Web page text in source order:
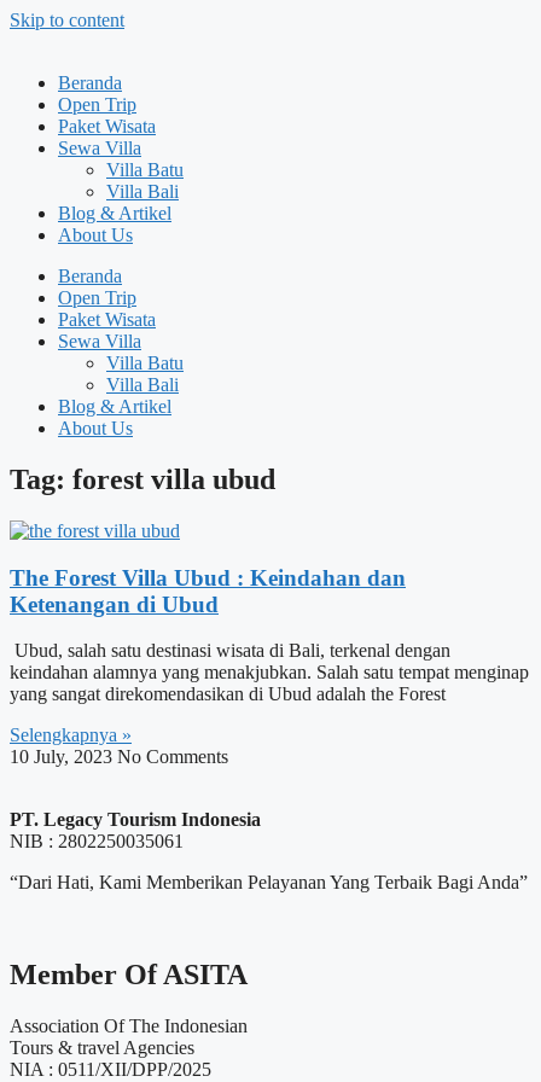
Skip to content
Beranda
Open Trip
Paket Wisata
Sewa Villa
Villa Batu
Villa Bali
Blog & Artikel
About Us
Beranda
Open Trip
Paket Wisata
Sewa Villa
Villa Batu
Villa Bali
Blog & Artikel
About Us
Tag: forest villa ubud
The Forest Villa Ubud : Keindahan dan
Ketenangan di Ubud
Ubud, salah satu destinasi wisata di Bali, terkenal dengan
keindahan alamnya yang menakjubkan. Salah satu tempat menginap
yang sangat direkomendasikan di Ubud adalah the Forest
Selengkapnya »
10 July, 2023 No Comments
PT. Legacy Tourism Indonesia
NIB : 2802250035061
“Dari Hati, Kami Memberikan Pelayanan Yang Terbaik Bagi Anda”
Member Of ASITA
Association Of The Indonesian
Tours & travel Agencies
NIA : 0511/XII/DPP/2025